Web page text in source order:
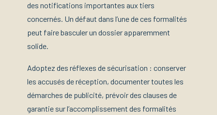
des notifications importantes aux tiers
concernés. Un défaut dans l’une de ces formalités
peut faire basculer un dossier apparemment
solide.
Adoptez des réflexes de sécurisation : conserver
les accusés de réception, documenter toutes les
démarches de publicité, prévoir des clauses de
garantie sur l’accomplissement des formalités